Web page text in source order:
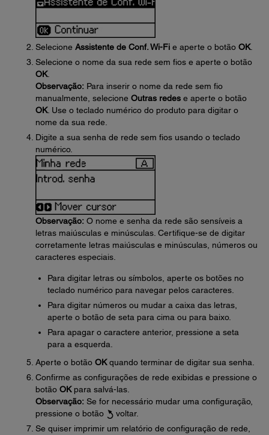
Selecione Assistente de Conf. Wi-Fi e aperte o botão OK.
Selecione o nome da sua rede sem fios e aperte o botão
OK.
Observação: Para inserir o nome da rede sem fio
manualmente, selecione Outras redes e aperte o botão
OK. Use o teclado numérico do produto para digitar o
nome da sua rede.
Digite a sua senha de rede sem fios usando o teclado
numérico.
Observação: O nome e senha da rede são sensíveis a
letras maiúsculas e minúsculas. Certifique-se de digitar
corretamente letras maiúsculas e minúsculas, números ou
caracteres especiais.
Para digitar letras ou símbolos, aperte os botões no
teclado numérico para navegar pelos caracteres.
Para digitar números ou mudar a caixa das letras,
aperte o botão de seta para cima ou para baixo.
Para apagar o caractere anterior, pressione a seta
para a esquerda.
Aperte o botão OKquando terminar de digitar sua senha.
Confirme as configurações de rede exibidas e pressione o
botão OKpara salvá-las.
Observação: Se for necessário mudar uma configuração,
pressione o botão
voltar.
Se quiser imprimir um relatório de configuração de rede,